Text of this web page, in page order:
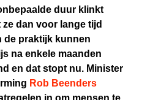
duur klinkt
dan voor lange tijd
de praktijk kunnen
na enkele maanden
en dat stopt nu. Minister
Rob Beenders
in om mensen te